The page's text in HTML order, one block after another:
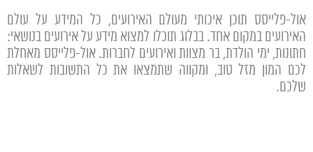
אול-פלייסס תוכן איכותי מעולם האירועים, כל המידע על עולם
האירועים במקום אחד. בבלוג תוכלו למצוא מידע על אירועים בנושאי:
חתונות, ימי הולדת, בר מצוות ואירועים לחברות. אול-פלייסס מאחלת
לכם המון מזל טוב, ומקווה שתמצאו את כל התשובות לשאלות
שלכם.